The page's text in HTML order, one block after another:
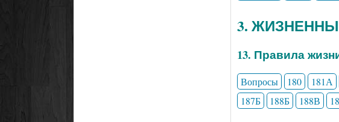
3.
13. Правила
Вопросы 180 181А
187Б
188Б 188В